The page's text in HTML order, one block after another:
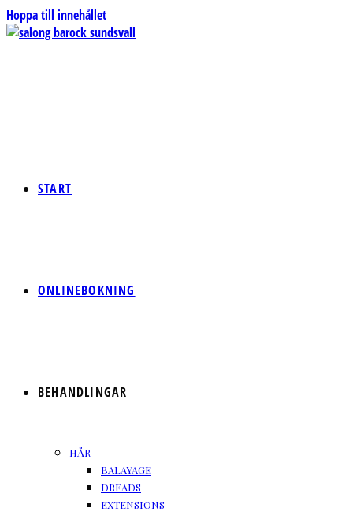
Hoppa till innehållet
START
ONLINEBOKNING
BEHANDLINGAR
HÅR
BALAYAGE
DREADS
EXTENSIONS